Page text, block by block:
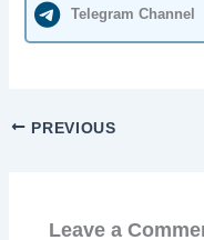
Telegram Channel
PREVIOUS
Leave a